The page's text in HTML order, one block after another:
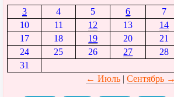
3
4 5 6 7
10
11 12 13 14
17
18 19 20 21
24
25 26 27 28
31
← Июль| Сентябрь →